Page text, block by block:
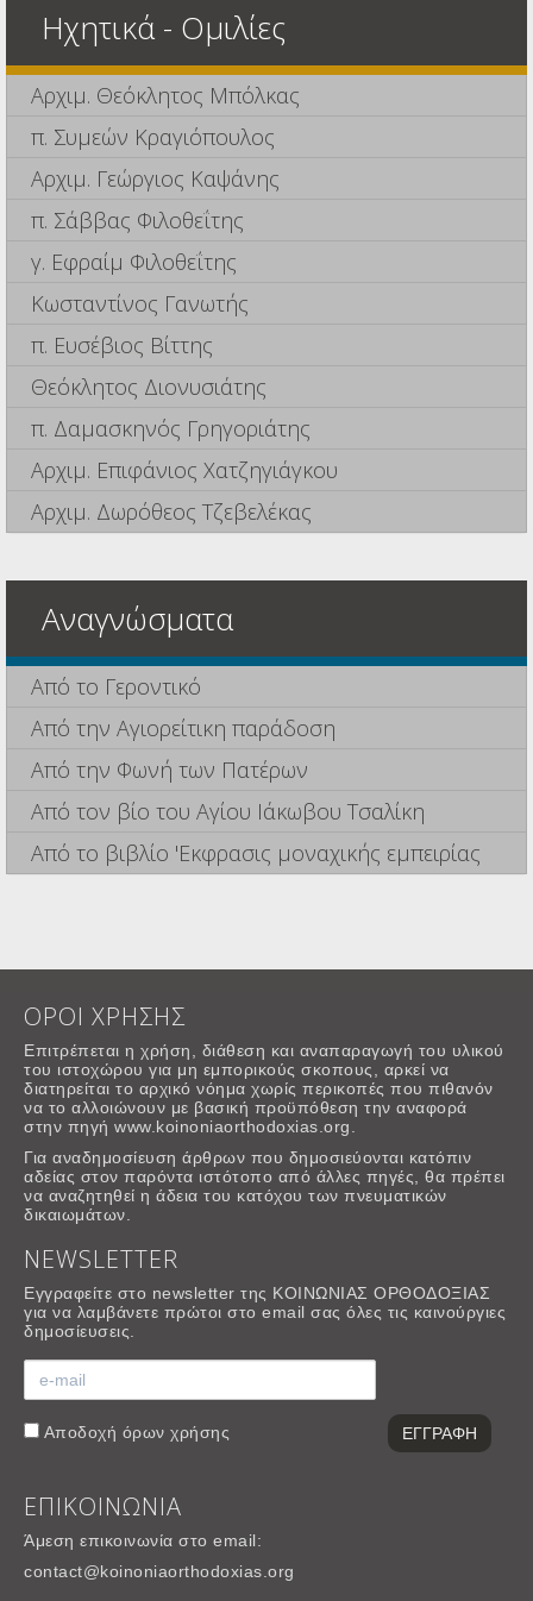
Ηχητικά - Ομιλίες
Αρχιμ. Θεόκλητος Μπόλκας
π. Συμεών Κραγιόπουλος
Αρχιμ. Γεώργιος Καψάνης
π. Σάββας Φιλοθεΐτης
γ. Εφραίμ Φιλοθεΐτης
Κωσταντίνος Γανωτής
π. Ευσέβιος Βίττης
Θεόκλητος Διονυσιάτης
π. Δαμασκηνός Γρηγοριάτης
Αρχιμ. Επιφάνιος Χατζηγιάγκου
Αρχιμ. Δωρόθεος Τζεβελέκας
Αναγνώσματα
Από το Γεροντικό
Από την Αγιορείτικη παράδοση
Από την Φωνή των Πατέρων
Από τον βίο του Αγίου Ιάκωβου Τσαλίκη
Από το βιβλίο 'Εκφρασις μοναχικής εμπειρίας
ΟΡΟΙ ΧΡΗΣΗΣ
Επιτρέπεται η χρήση, διάθεση και αναπαραγωγή του υλικού
του ιστοχώρου για μη εμπορικούς σκοπους, αρκεί να
διατηρείται το αρχικό νόημα χωρίς περικοπές που πιθανόν
να το αλλοιώνουν με βασική προϋπόθεση την αναφορά
στην πηγή www.koinoniaorthodoxias.org.
Για αναδημοσίευση άρθρων που δημοσιεύονται κατόπιν
αδείας στον παρόντα ιστότοπο από άλλες πηγές, θα πρέπει
να αναζητηθεί η άδεια του κατόχου των πνευματικών
δικαιωμάτων.
NEWSLETTER
Εγγραφείτε στο newsletter της ΚΟΙΝΩΝΙΑΣ ΟΡΘΟΔΟΞΙΑΣ
για να λαμβάνετε πρώτοι στο email σας όλες τις καινούργιες
δημοσίευσεις.
Αποδοχή όρων χρήσης
ΕΠΙΚΟΙΝΩΝΙΑ
Άμεση επικοινωνία στο email:
contact@koinoniaorthodoxias.org